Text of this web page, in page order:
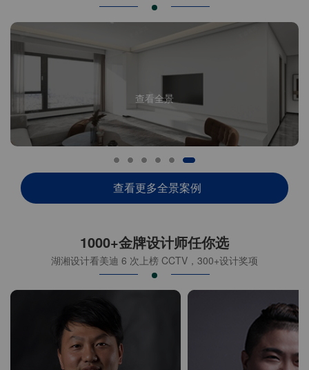
查看全景
查看更多全景案例
1000+金牌设计师任你选
湖湘设计看美迪 6 次上榜 CCTV，300+设计奖项